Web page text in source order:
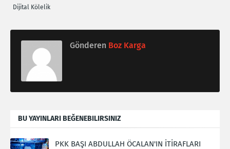
Dijital Kölelik
Gönderen Boz Karga
BU YAYINLARI BEĞENEBILIRSINIZ
PKK BAŞI ABDULLAH ÖCALAN'IN İTİRAFLARI